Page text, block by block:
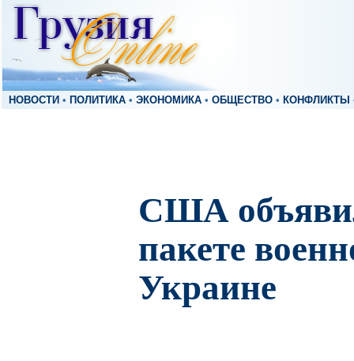
НОВОСТИ • ПОЛИТИКА • ЭКОНОМИКА • ОБЩЕСТВО • КОНФЛИКТЫ
CША
пакете
Украине